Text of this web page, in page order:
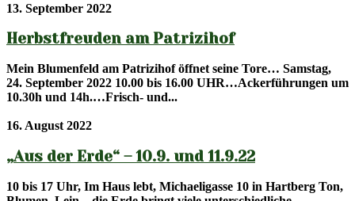
13. September 2022
Herbstfreuden am Patrizihof
Mein Blumenfeld am Patrizihof öffnet seine Tore… Samstag,
24. September 2022 10.00 bis 16.00 UHR…Ackerführungen um
10.30h und 14h.…Frisch- und...
16. August 2022
„Aus der Erde“ – 10.9. und 11.9.22
10 bis 17 Uhr, Im Haus lebt, Michaeligasse 10 in Hartberg Ton,